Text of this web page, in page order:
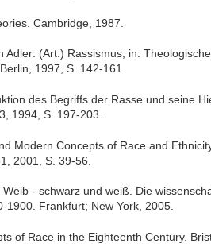
Cambridge, 1987.
Adler: (Art.) Rassismus, in:
1997, S. 142-161.
des Begriffs der Rasse und seine
1994, S. 197-203.
Modern Concepts of Race and
2001, S. 39-56.
- schwarz und weiß. Die
1900. Frankfurt; New York, 2005.
of Race in the Eighteenth Century.